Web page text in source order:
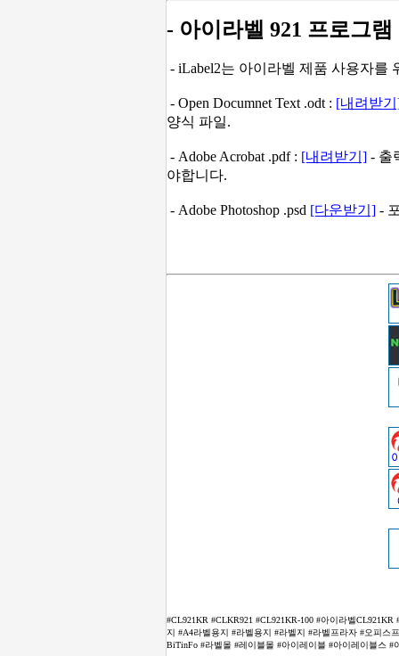
- 아이라벨 921 프로그
- iLabel2는 아이라벨 제품 사용자
- Open Documnet Text .odt : [내려받
양식 파일.
- Adobe Acrobat .pdf : [내려받기] - 출
야합니다.
- Adobe Photoshop .psd [다운받기] -
#CL921KR #CLKR921 #CL921KR-100 #아이라벨
지 #A4라벨용지 #라벨용지 #라벨지 #라벨프라자 #오피스
BiTinFo #라벨몰 #레이블몰 #아이레이블 #아이레이블스 #